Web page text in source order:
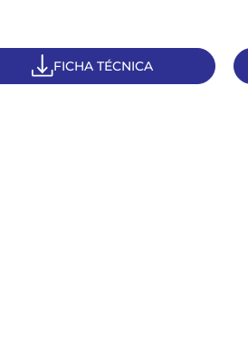
FICHA TÉCNICA